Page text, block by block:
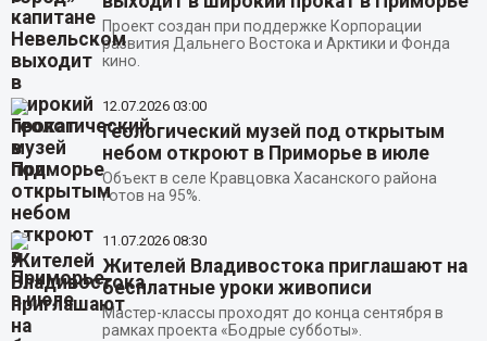
Проект создан при поддержке Корпорации
развития Дальнего Востока и Арктики и Фонда
кино.
12.07.2026 03:00
Геологический музей под открытым
небом откроют в Приморье в июле
Объект в селе Кравцовка Хасанского района
готов на 95%.
11.07.2026 08:30
Жителей Владивостока приглашают на
бесплатные уроки живописи
Мастер-классы проходят до конца сентября в
рамках проекта «Бодрые субботы».